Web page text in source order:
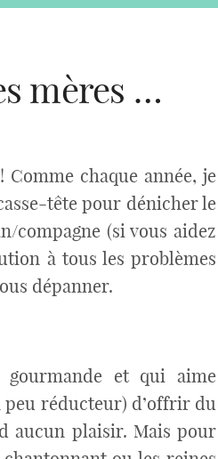
mères …
chaque année, je
tête pour dénicher le
compagne (si vous aidez
à tous les problèmes
dépanner.
et qui aime
peu réducteur) d’offrir du
aucun plaisir. Mais pour